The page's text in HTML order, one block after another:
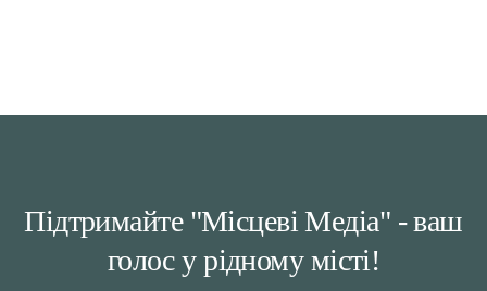
Підтримайте "Місцеві Медіа" - ваш
голос у рідному місті!